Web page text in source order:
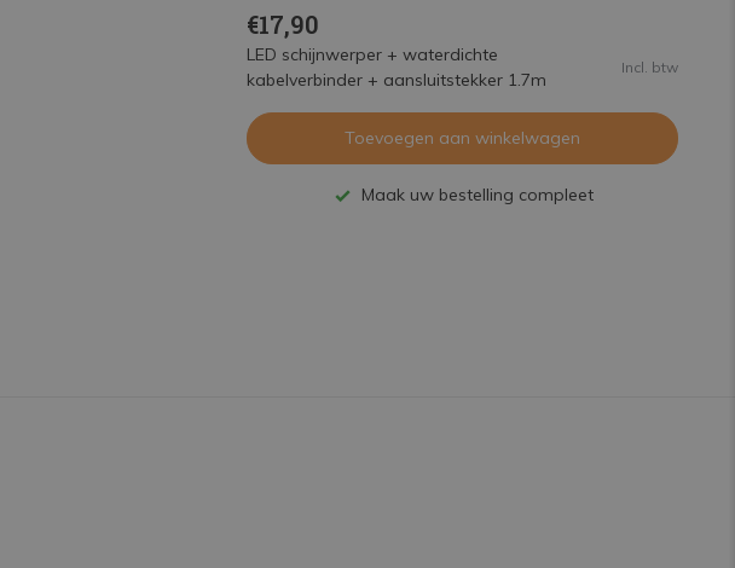
€17,90
LED schijnwerper + waterdichte
kabelverbinder + aansluitstekker 1.7m
Incl. btw
Toevoegen aan winkelwagen
Maak uw bestelling compleet